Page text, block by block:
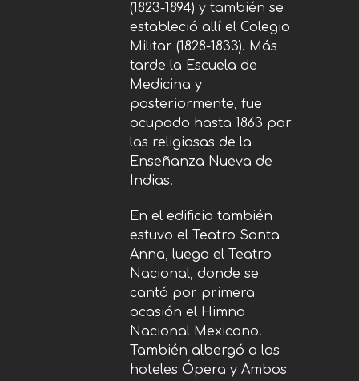
(1823-1894) y también se
estableció allí el Colegio
Militar (1828-1833). Más
tarde la Escuela de
Medicina y
posteriormente, fue
ocupado hasta 1863 por
las religiosas de la
Enseñanza Nueva de
Indias.
En el edificio también
estuvo el Teatro Santa
Anna, luego el Teatro
Nacional, donde se
cantó por primera
ocasión el Himno
Nacional Mexicano.
También albergó a los
hoteles Ópera y Ambos